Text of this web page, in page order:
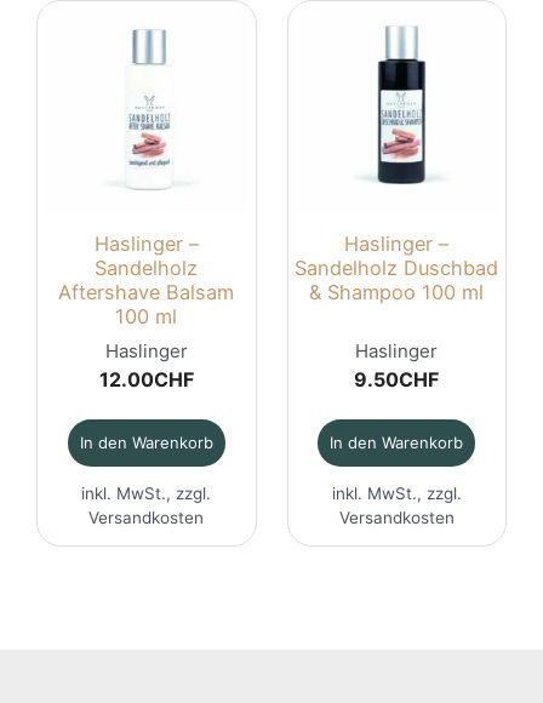
Haslinger –
Sandelholz
Aftershave Balsam
100 ml
Haslinger
12.00CHF
In den Warenkorb
inkl. MwSt., zzgl.
Versandkosten
Haslinger –
Sandelholz Duschbad
& Shampoo 100 ml
Haslinger
9.50CHF
In den Warenkorb
inkl. MwSt., zzgl.
Versandkosten